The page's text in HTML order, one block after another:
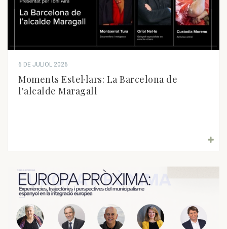
6 DE JULIOL 2026
Moments Estel·lars: La Barcelona de
l'alcalde Maragall